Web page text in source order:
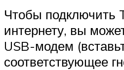
Чтобы подключить
интернету, вы
USB-модем
соответствующее